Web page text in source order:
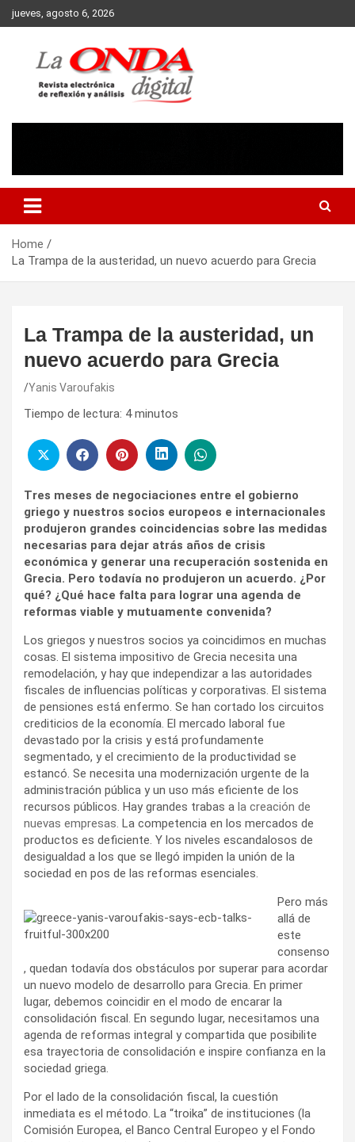
Skip
to
jueves, agosto 6, 2026
Home
La Trampa de la austeridad, un nuevo acuerdo para Grecia
La Trampa de la austeridad, un
nuevo acuerdo para Grecia
Yanis Varoufakis
Tiempo de lectura: 4 minutos
Tres meses de negociaciones entre el gobierno
griego y nuestros socios europeos e internacionales
produjeron grandes coincidencias sobre las medidas
necesarias para dejar atrás años de crisis
económica y generar una recuperación sostenida en
Grecia. Pero todavía no produjeron un acuerdo. ¿Por
qué? ¿Qué hace falta para lograr una agenda de
reformas viable y mutuamente convenida?
Los griegos y nuestros socios ya coincidimos en muchas
cosas. El sistema impositivo de Grecia necesita una
remodelación, y hay que independizar a las autoridades
fiscales de influencias políticas y corporativas. El sistema
de pensiones está enfermo. Se han cortado los circuitos
crediticios de la economía. El mercado laboral fue
devastado por la crisis y está profundamente
segmentado, y el crecimiento de la productividad se
estancó. Se necesita una modernización urgente de la
administración pública y un uso más eficiente de los
recursos públicos. Hay grandes trabas a la creación de
nuevas empresas. La competencia en los mercados de
productos es deficiente. Y los niveles escandalosos de
desigualdad a los que se llegó impiden la unión de la
sociedad en pos de las reformas esenciales.
Pero más
allá de
este
consenso
, quedan todavía dos obstáculos por superar para acordar
un nuevo modelo de desarrollo para Grecia. En primer
lugar, debemos coincidir en el modo de encarar la
consolidación fiscal. En segundo lugar, necesitamos una
agenda de reformas integral y compartida que posibilite
esa trayectoria de consolidación e inspire confianza en la
sociedad griega.
Por el lado de la consolidación fiscal, la cuestión
inmediata es el método. La “troika” de instituciones (la
Comisión Europea, el Banco Central Europeo y el Fondo